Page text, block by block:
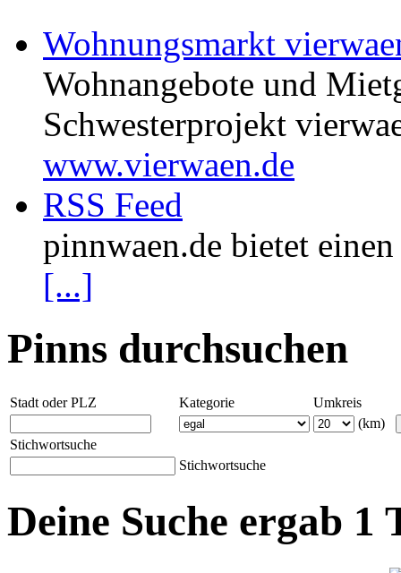
Wohnungsmarkt
Wohnangebote und
Schwesterprojekt
www.vierwaen.de
RSS Feed
pinnwaen.de bietet
[...]
Pinns durchsuchen
Stadt oder PLZ Kategorie
Umkreis
(km)
Stichwortsuche
Stichwortsuche
Deine Suche ergab 1